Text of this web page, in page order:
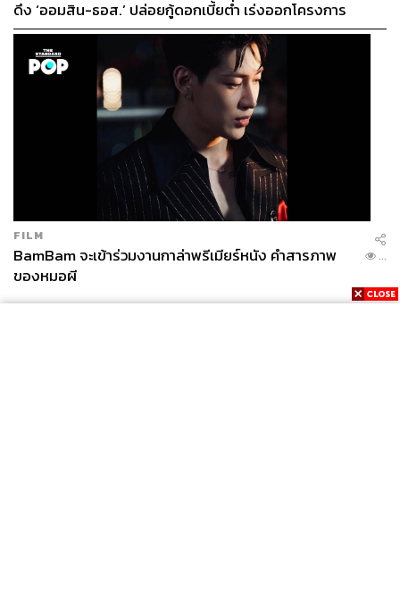
ดึง ‘ออมสิน-ธอส.’ ปล่อยกู้ดอกเบี้ยต่ำ เร่งออกโครงการ
ภายใน 1 เดือน
FILM
BamBam จะเข้าร่วมงานกาล่าพรีเมียร์หนัง คำสารภาพ
ของหมอผี
...